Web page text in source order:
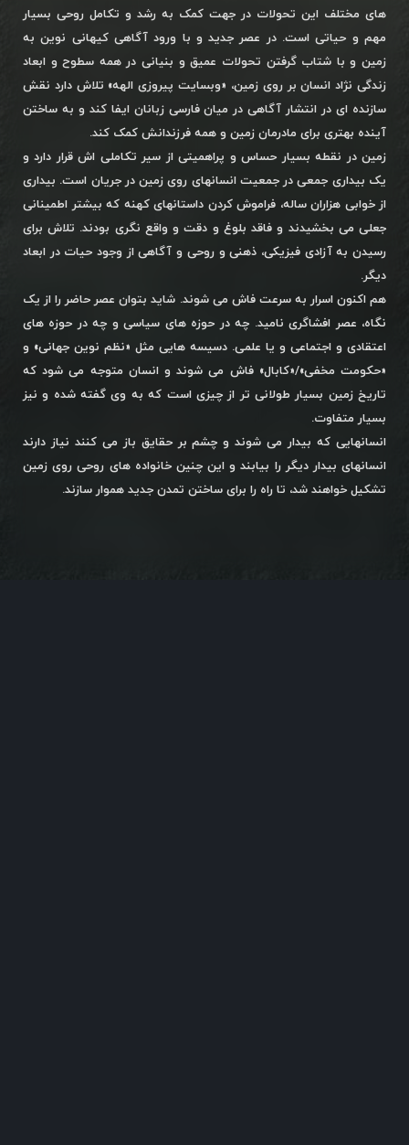
های مختلف این تحولات در جهت کمک به رشد و تکامل روحی بسیار
مهم و حیاتی است. در عصر جدید و با ورود آگاهی کیهانی نوین به
زمین و با شتاب گرفتن تحولات عمیق و بنیانی در همه سطوح و ابعاد
زندگی نژاد انسان بر روی زمین، «وبسایت پیروزی الهه» تلاش دارد نقش
سازنده ای در انتشار آگاهی در میان فارسی زبانان ایفا کند و به ساختن
آینده بهتری برای مادرمان زمین و همه فرزندانش کمک کند.
زمین در نقطه بسیار حساس و پراهمیتی از سیر تکاملی اش قرار دارد و
یک بیداری جمعی در جمعیت انسانهای روی زمین در جریان است. بیداری
از خوابی هزاران ساله، فراموش کردن داستانهای کهنه که بیشتر اطمینانی
جعلی می بخشیدند و فاقد بلوغ و دقت و واقع نگری بودند. تلاش برای
رسیدن به آزادی فیزیکی، ذهنی و روحی و آگاهی از وجود حیات در ابعاد
دیگر.
هم اکنون اسرار به سرعت فاش می شوند. شاید بتوان عصر حاضر را از یک
نگاه، عصر افشاگری نامید. چه در حوزه های سیاسی و چه در حوزه های
اعتقادی و اجتماعی و یا علمی. دسیسه هایی مثل «نظم نوین جهانی» و
«حکومت مخفی»/«کابال» فاش می شوند و انسان متوجه می شود که
تاریخ زمین بسیار طولانی تر از چیزی است که به وی گفته شده و نیز
بسیار متفاوت.
انسانهایی که بیدار می شوند و چشم بر حقایق باز می کنند نیاز دارند
انسانهای بیدار دیگر را بیابند و این چنین خانواده های روحی روی زمین
تشکیل خواهند شد، تا راه را برای ساختن تمدن جدید هموار سازند.